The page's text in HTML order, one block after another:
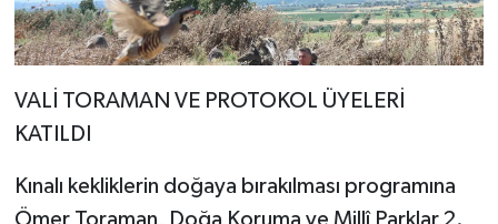
VALİ TORAMAN VE PROTOKOL ÜYELERİ
KATILDI
Kınalı kekliklerin doğaya bırakılması programına